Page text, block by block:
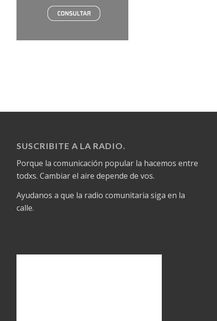
SUSCRIBITE A LA RADIO.
Porque la comunicación popular la hacemos entre
todxs. Cambiar el aire depende de vos.
Ayudanos a que la radio comunitaria siga en la
calle.